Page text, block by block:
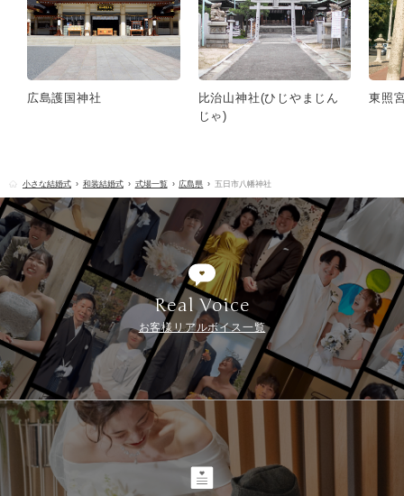
広島護国神社
比治山神社(ひじやまじん
じゃ)
東照
小さな結婚式 和装結婚式 式場一覧 広島県 五日市八幡神社
Real Voice
お客様リアルボイス一覧